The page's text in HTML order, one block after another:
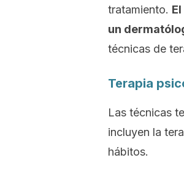
tratamiento.
un
técnicas de
Terapia
Las técnicas
incluyen la
hábitos.